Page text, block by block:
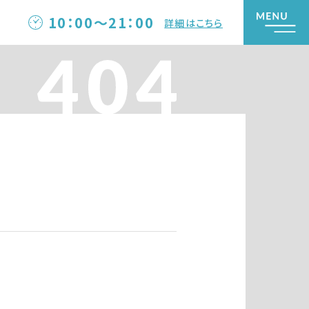
10：00～21：00 詳細はこちら